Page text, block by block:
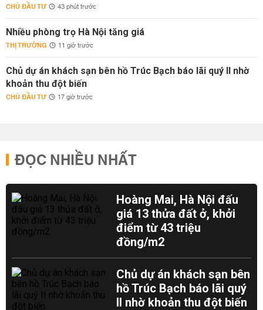
CHỦ ĐẦU TƯ 43 phút trước
Nhiều phòng trọ Hà Nội tăng giá
THỊ TRƯỜNG 11 giờ trước
Chủ dự án khách sạn bên hồ Trúc Bạch báo lãi quý II nhờ
khoản thu đột biến
CHỦ ĐẦU TƯ 17 giờ trước
ĐỌC NHIỀU NHẤT
Hoàng Mai, Hà Nội đấu
giá 13 thửa đất ở, khởi
điểm từ 43 triệu
đồng/m2
Chủ dự án khách sạn bên
hồ Trúc Bạch báo lãi quý
II nhờ khoản thu đột biến